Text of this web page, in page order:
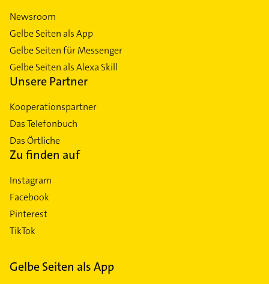
Newsroom
Gelbe Seiten als App
Gelbe Seiten für Messenger
Gelbe Seiten als Alexa Skill
Unsere Partner
Kooperationspartner
Das Telefonbuch
Das Örtliche
Zu finden auf
Instagram
Facebook
Pinterest
TikTok
Gelbe Seiten als App